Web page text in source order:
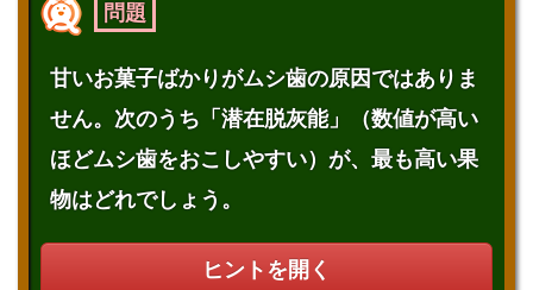
問題
甘いお菓子ばかりがムシ歯の原因ではありま
せん。次のうち「潜在脱灰能」（数値が高い
ほどムシ歯をおこしやすい）が、最も高い果
物はどれでしょう。
ヒントを開く